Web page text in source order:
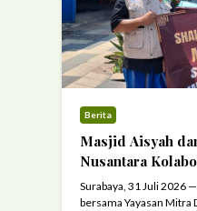
Berita
Masjid Aisyah
Nusantara
Kader Dai
Surabaya, 31 Juli 2026
bersama Yayasan Mitra